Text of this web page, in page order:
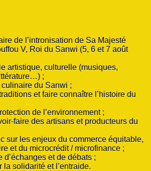
de l’intronisation de Sa Majesté
V, Roi du Sanwi (5, 6 et 7 août
artistique, culturelle (musiques,
;
culinaire du Sanwi ;
et faire connaître l’histoire du
de l’environnement ;
faire des artisans et producteurs du
sur les enjeux du commerce équitable,
et du microcrédit / microfinance ;
d’échanges et de débats ;
la solidarité et l’entraide.